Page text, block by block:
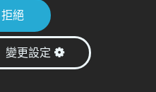
拒絕
變更設定